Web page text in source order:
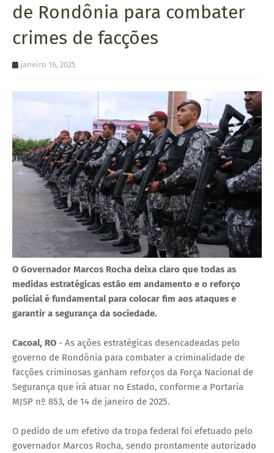
Q
U
E
de Rondônia para combater
crimes de facções
janeiro 16, 2025
O Governador Marcos Rocha deixa claro que todas as
medidas estratégicas estão em andamento e o reforço
policial é fundamental para colocar fim aos ataques e
garantir a segurança da sociedade.
Cacoal, RO - As ações estratégicas desencadeadas pelo
governo de Rondônia para combater a criminalidade de
facções criminosas ganham reforços da Força Nacional de
Segurança que irá atuar no Estado, conforme a Portaria
MJSP nº 853, de 14 de janeiro de 2025.
O pedido de um efetivo da tropa federal foi efetuado pelo
governador Marcos Rocha, sendo prontamente autorizado